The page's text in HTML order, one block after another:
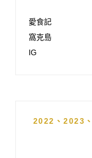
愛食記
窩克島
IG
2022、2023